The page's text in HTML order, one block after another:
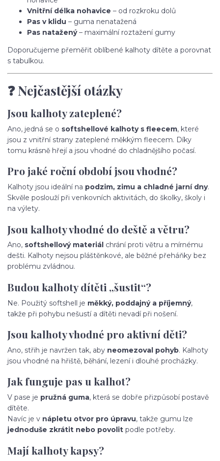
Vnitřní délka nohavice – od rozkroku dolů
Pas v klidu – guma nenatažená
Pas natažený– maximální roztažení gumy
Doporučujeme přeměřit oblíbené kalhoty dítěte a porovnat
s tabulkou.
❓ Nejčastější otázky
Jsou kalhoty zateplené?
Ano, jedná se o softshellové kalhoty s fleecem, které
jsou z vnitřní strany zateplené měkkým fleecem. Díky
tomu krásně hřejí a jsou vhodné do chladnějšího počasí.
Pro jaké roční období jsou vhodné?
Kalhoty jsou ideální na podzim, zimu a chladné jarní dny.
Skvěle poslouží při venkovních aktivitách, do školky, školy i
na výlety.
Jsou kalhoty vhodné do deště a větru?
Ano, softshellový materiál chrání proti větru a mírnému
dešti. Kalhoty nejsou pláštěnkové, ale běžné přeháňky bez
problému zvládnou.
Budou kalhoty dítěti „šustit“?
Ne. Použitý softshell je měkký, poddajný a příjemný,
takže při pohybu nešustí a dítěti nevadí při nošení.
Jsou kalhoty vhodné pro aktivní děti?
Ano, střih je navržen tak, aby neomezoval pohyb. Kalhoty
jsou vhodné na hřiště, běhání, lezení i dlouhé procházky.
Jak funguje pas u kalhot?
V pase je pružná guma, která se dobře přizpůsobí postavě
dítěte.
Navíc je v nápletu otvor pro úpravu, takže gumu lze
jednoduše zkrátit nebo povolit podle potřeby.
Mají kalhoty kapsy?